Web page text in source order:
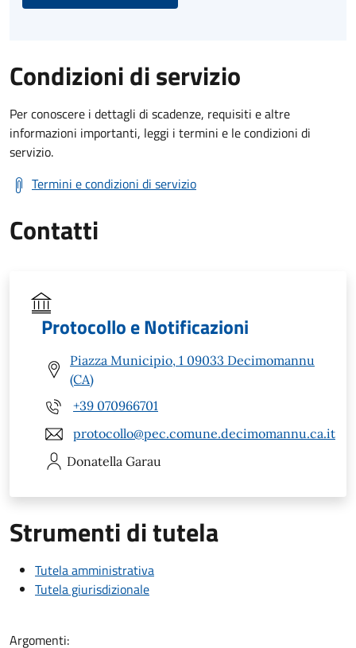
Condizioni di servizio
Per conoscere i dettagli di scadenze, requisiti e altre
informazioni importanti, leggi i termini e le condizioni di
servizio.
Termini e condizioni di servizio
Contatti
Protocollo e Notificazioni
Piazza Municipio, 1 09033 Decimomannu
(CA)
+39 070966701
protocollo@pec.comune.decimomannu.ca.it
Donatella Garau
Strumenti di tutela
Tutela amministrativa
Tutela giurisdizionale
Argomenti: